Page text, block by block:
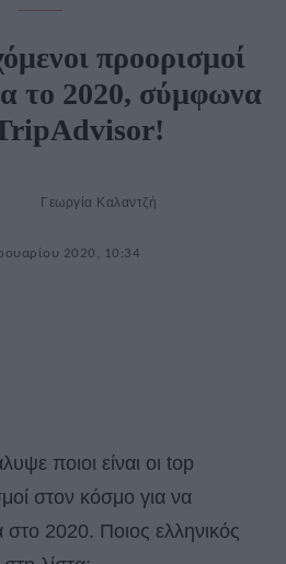
προορισμοί
το 2020, σύμφωνα
Γεωργία Καλαντζή
2020, 10:34
ποιοι είναι οι top
στον κόσμο για να
στο 2020. Ποιος ελληνικός